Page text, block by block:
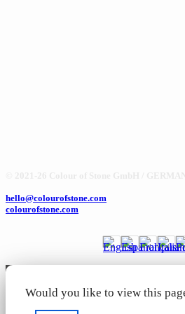
hello@colourofstone.com
colourofstone.com
Would you like to view this